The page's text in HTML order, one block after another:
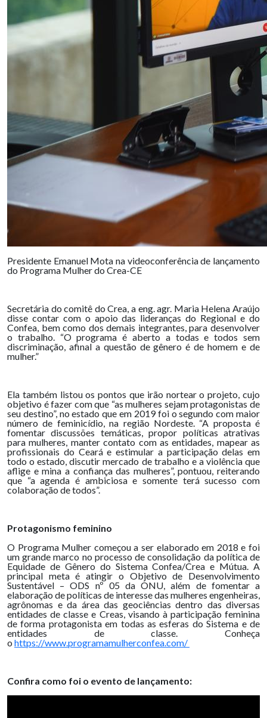
Presidente Emanuel Mota na videoconferência de lançamento
do Programa Mulher do Crea-CE
Secretária do comitê do Crea, a eng. agr. Maria Helena Araújo
disse contar com o apoio das lideranças do Regional e do
Confea, bem como dos demais integrantes, para desenvolver
o trabalho. “O programa é aberto a todas e todos sem
discriminação, afinal a questão de gênero é de homem e de
mulher.”
Ela também listou os pontos que irão nortear o projeto, cujo
objetivo é fazer com que “as mulheres sejam protagonistas de
seu destino”, no estado que em 2019 foi o segundo com maior
número de feminicídio, na região Nordeste. “A proposta é
fomentar discussões temáticas, propor políticas atrativas
para mulheres, manter contato com as entidades, mapear as
profissionais do Ceará e estimular a participação delas em
todo o estado, discutir mercado de trabalho e a violência que
aflige e mina a confiança das mulheres”, pontuou, reiterando
que “a agenda é ambiciosa e somente terá sucesso com
colaboração de todos”.
Protagonismo feminino
O Programa Mulher começou a ser elaborado em 2018 e foi
um grande marco no processo de consolidação da política de
Equidade de Gênero do Sistema Confea/Crea e Mútua. A
principal meta é atingir o Objetivo de Desenvolvimento
Sustentável – ODS nº 05 da ONU, além de fomentar a
elaboração de políticas de interesse das mulheres engenheiras,
agrônomas e da área das geociências dentro das diversas
entidades de classe e Creas, visando à participação feminina
de forma protagonista em todas as esferas do Sistema e de
entidades de classe. Conheça
o https://www.programamulherconfea.com/
Confira como foi o evento de lançamento: